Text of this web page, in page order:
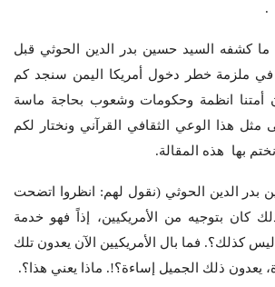
.
ما كشفه السيد حسين بدر الدين الحوثي قبل
ملزمة خطر دخول أمريكا اليمن سنجد كم
أمتنا انظمة وحكومات وشعوب بحاجة ماسة
مثل هذا الوعي الثقافي القرآني ونختار لكم
بها هذه المقالة.
بدر الدين الحوثي (نقول لهم: انظروا اتضحت
كان بتوجيه من الأمريكيين، إذاً فهو خدمة
كذلك؟. فما بال الأمريكيين الآن يعدون تلك
يعدون ذلك الجميل إساءة؟!. ماذا يعني هذا؟.